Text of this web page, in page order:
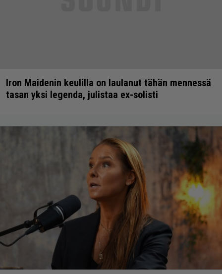
Iron Maidenin keulilla on laulanut tähän mennessä
tasan yksi legenda, julistaa ex-solisti